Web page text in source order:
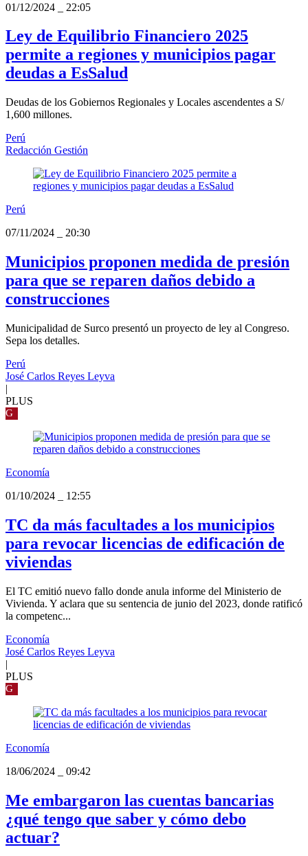
01/12/2024
22:05
Ley de Equilibrio Financiero 2025
permite a regiones y municipios pagar
deudas a EsSalud
Deudas de los Gobiernos Regionales y Locales ascendentes a S/
1,600 millones.
Perú
Redacción Gestión
Perú
07/11/2024
20:30
Municipios proponen medida de presión
para que se reparen daños debido a
construcciones
Municipalidad de Surco presentó un proyecto de ley al Congreso.
Sepa los detalles.
Perú
José Carlos Reyes Leyva
|
PLUS
G
Economía
01/10/2024
12:55
TC da más facultades a los municipios
para revocar licencias de edificación de
viviendas
El TC emitió nuevo fallo donde anula informe del Ministerio de
Vivienda. Y aclara que su sentencia de junio del 2023, donde ratificó
la competenc...
Economía
José Carlos Reyes Leyva
|
PLUS
G
Economía
18/06/2024
09:42
Me embargaron las cuentas bancarias
¿qué tengo que saber y cómo debo
actuar?